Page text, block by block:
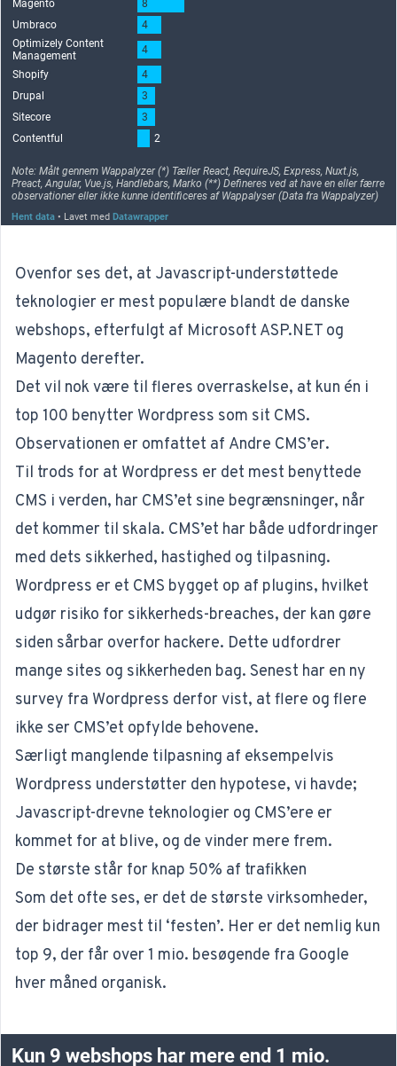
Ovenfor ses det, at Javascript-understøttede
teknologier er mest populære blandt de danske
webshops, efterfulgt af Microsoft ASP.NET og
Magento derefter.
Det vil nok være til fleres overraskelse, at kun én i
top 100 benytter Wordpress som sit CMS.
Observationen er omfattet af Andre CMS’er.
Til trods for at Wordpress er det mest benyttede
CMS i verden, har CMS’et sine begrænsninger, når
det kommer til skala. CMS’et har både udfordringer
med dets sikkerhed, hastighed og tilpasning.
Wordpress er et CMS bygget op af plugins, hvilket
udgør risiko for sikkerheds-breaches, der kan gøre
siden sårbar overfor hackere. Dette udfordrer
mange sites og sikkerheden bag. Senest har en ny
survey fra Wordpress derfor vist, at flere og flere
ikke ser CMS’et opfylde behovene.
Særligt manglende tilpasning af eksempelvis
Wordpress understøtter den hypotese, vi havde;
Javascript-drevne teknologier og CMS’ere er
kommet for at blive, og de vinder mere frem.
De største står for knap 50% af trafikken
Som det ofte ses, er det de største virksomheder,
der bidrager mest til ‘festen’. Her er det nemlig kun
top 9, der får over 1 mio. besøgende fra Google
hver måned organisk.